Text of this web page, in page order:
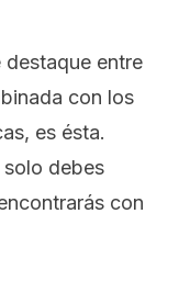
destaque entre
con los
es ésta.
solo debes
con